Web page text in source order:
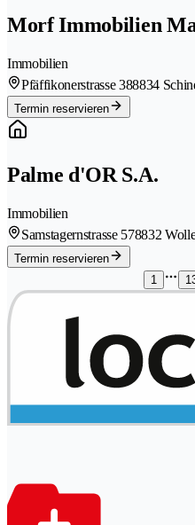
Morf Immobilien
Immobilien
Pfäffikonerstrasse 388834
Termin reservieren
Palme d'OR S.A.
Immobilien
Samstagernstrasse 578832
Termin reservieren
1